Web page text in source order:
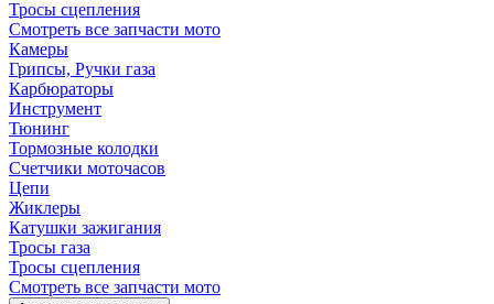
Тросы сцепления
Смотреть все запчасти мото
Камеры
Грипсы, Ручки газа
Карбюраторы
Инструмент
Тюнинг
Тормозные колодки
Счетчики моточасов
Цепи
Жиклеры
Катушки зажигания
Тросы газа
Тросы сцепления
Смотреть все запчасти мото